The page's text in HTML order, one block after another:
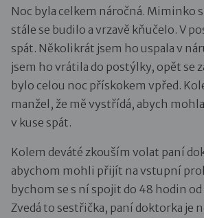
Noc byla celkem náročná. Miminko
stále se budilo a vrzavě kňučelo. V
spát. Několikrát jsem ho uspala v
jsem ho vrátila do postýlky, opět se
bylo celou noc přískokem vpřed.
manžel, že mě vystřídá, abych
v kuse spát.
Kolem deváté zkouším volat paní
abychom mohli přijít na vstupní
bychom se s ní spojit do 48 hodin
Zvedá to sestřička, paní doktorka je